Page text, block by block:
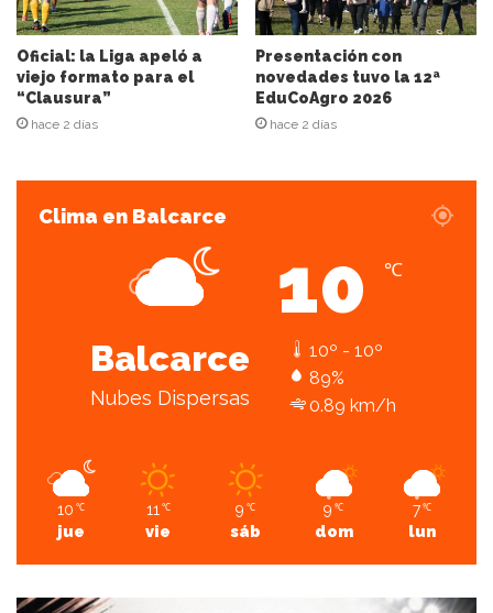
e
o
e
l
e
c
n
Oficial: la Liga apeló a
viejo formato para el
“Clausura”
hace 2 días
Presentación con
novedades tuvo la 12ª
EduCoAgro 2026
hace 2 días
Clima en Balcarce
Balcarce
Nubes Dispersas
10 ℃
10º - 10º
89%
0.89 km/h
10 ℃
jue
11 ℃
vie
9 ℃
sáb
9 ℃
dom
7 ℃
lun